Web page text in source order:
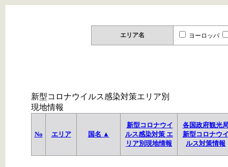
エリア名 ヨーロッパ
新型コロナウイルス感染対策エリア別
現地情報
No エリア 国名 ▲
新型コロナウイ
ルス感染対策 エ
リア別現地情報
各国政府観光
新型コロナウ
ルス対策情報